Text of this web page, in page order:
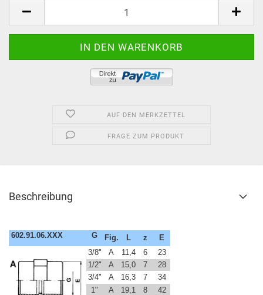
AUF DEN MERKZETTEL
FRAGE ZUM PRODUKT
Beschreibung
602.91.06.XXX G Fig. L z
E
3/8"
A 11,4 6
23
1/2"
A 15,0 7
28
3/4"
A 16,3 7
34
1"
A 19,1 8
42